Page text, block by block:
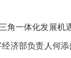
角一体化发展机
济部负责人何